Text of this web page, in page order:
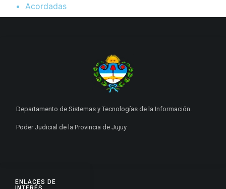
Acordadas
ENLACES DE
Departamento de Sistemas y Tecnologías de la Información.
Poder Judicial de la Provincia de Jujuy